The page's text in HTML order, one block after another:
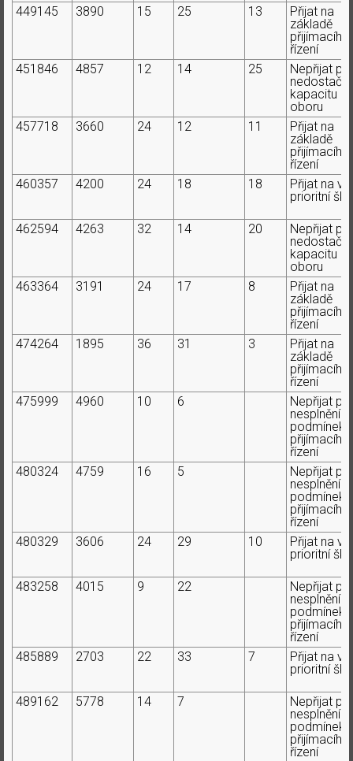
449145
3890 15 25 13
Přijat na
základě
přijímacího
řízení
451846
4857 12 14 25
Nepřijat
kapacitu
oboru
457718
3660 24 12 11
Přijat na
základě
přijímacího
řízení
460357
4200 24 18 18
Přijat na
prioritní
462594 4263 32 14 20
Nepřijat
kapacitu
oboru
463364
3191 24 17 8
Přijat na
základě
přijímacího
řízení
474264
1895 36 31 3
Přijat na
základě
přijímacího
řízení
475999
4960 10 6
Nepřijat
nesplnění
podmínek
přijímacího
řízení
480324
4759 16 5
Nepřijat
nesplnění
podmínek
přijímacího
řízení
480329
3606 24 29 10
Přijat na
prioritní
483258 4015 9 22
Nepřijat
nesplnění
podmínek
přijímacího
řízení
485889
2703 22 33 7
Přijat na
prioritní
489162 5778 14 7
Nepřijat
nesplnění
podmínek
přijímacího
řízení